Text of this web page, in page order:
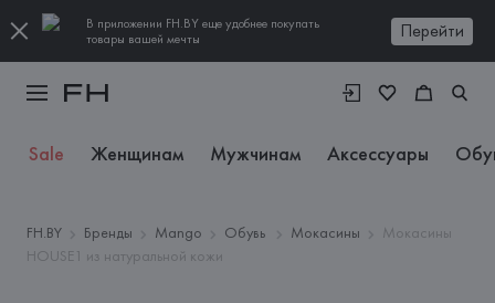
В приложении FH.BY еще удобнее покупать
товары вашей мечты
Перейти
Sale Женщинам Мужчинам Аксессуары
FH.BY Бренды Mango Обувь Мокасины
Мокасины
HOUSE1 из натуральной кожи